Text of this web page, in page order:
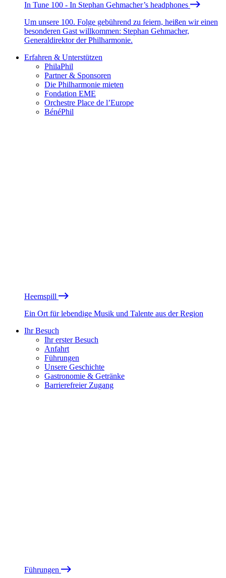
In Tune 100 - In Stephan Gehmacher’s headphones
Um unsere 100. Folge gebührend zu feiern, heißen wir einen
besonderen Gast willkommen: Stephan Gehmacher,
Generaldirektor der Philharmonie.
Erfahren & Unterstützen
PhilaPhil
Partner & Sponsoren
Die Philharmonie mieten
Fondation EME
Orchestre Place de l’Europe
BénéPhil
Heemspill
Ein Ort für lebendige Musik und Talente aus der Region
Ihr Besuch
Ihr erster Besuch
Anfahrt
Führungen
Unsere Geschichte
Gastronomie & Getränke
Barrierefreier Zugang
Führungen